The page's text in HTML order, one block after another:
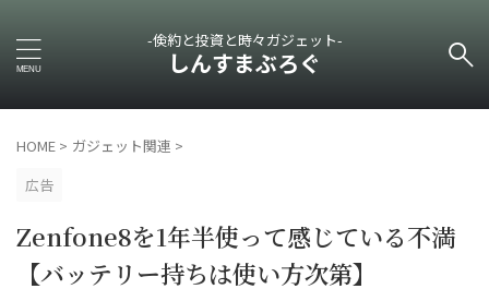
-倹約と投資と時々ガジェット-
しんすまぶろぐ
HOME > ガジェット関連 >
広告
Zenfone8を1年半使って感じている不満
【バッテリー持ちは使い方次第】